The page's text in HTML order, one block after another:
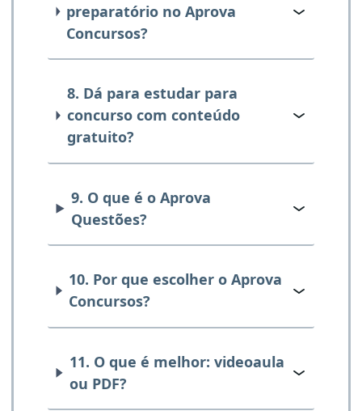
preparatório no Aprova
Concursos?
8. Dá para estudar para
concurso com conteúdo
gratuito?
9. O que é o Aprova
Questões?
10. Por que escolher o Aprova
Concursos?
11. O que é melhor: videoaula
ou PDF?